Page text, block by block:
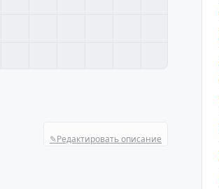
✎Редактировать описание